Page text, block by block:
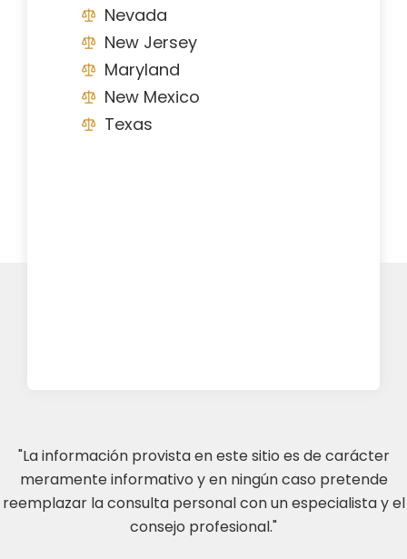
Nevada
New Jersey
Maryland
New Mexico
Texas
"La información provista en este sitio es de carácter
meramente informativo y en ningún caso pretende
reemplazar la consulta personal con un especialista y el
consejo profesional."